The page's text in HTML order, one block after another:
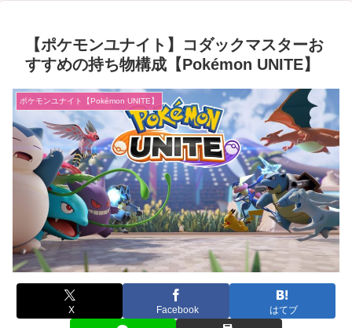
【ポケモンユナイト】コダックマスターお
すすめの持ち物構成【Pokémon UNITE】
ポケモンユナイト【Pokémon UNITE】
X Facebook はてブ